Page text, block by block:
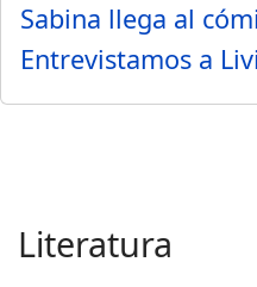
Sabina llega al
Entrevistamos a
Literatura